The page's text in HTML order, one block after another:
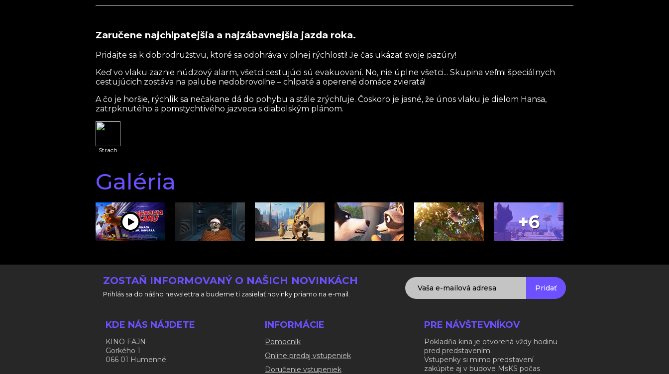
Zaručene najchlpatejšia a najzábavnejšia jazda roka.
Pridajte sa k dobrodružstvu, ktoré sa odohráva v plnej rýchlosti! Je čas ukázať svoje pazúry!
Keď vo vlaku zaznie núdzový alarm, všetci cestujúci sú evakuovaní. No, nie úplne všetci... Skupina veľmi špeciálnych
cestujúcich zostáva na palube nedobrovoľne – chlpaté a operené domáce zvieratá!
A čo je horšie, rýchlik sa nečakane dá do pohybu a stále zrýchľuje. Čoskoro je jasné, že únos vlaku je dielom Hansa,
zatrpknutého a pomstychtivého jazveca s diabolským plánom.
Strach
Galéria
+6
ZOSTAŇ INFORMOVANÝ O NAŠICH NOVINKÁCH
Prihlás sa do nášho newslettra a budeme ti zasielať novinky priamo na e-mail.
Pridať
KDE NÁS NÁJDETE
KINO FAJN
Gorkého 1
066 01 Humenné
INFORMÁCIE
Pomocník
Online predaj vstupeniek
Doručenie vstupeniek
PRE NÁVŠTEVNÍKOV
Pokladňa kina je otvorená vždy hodinu
pred predstavením.
Vstupenky si mimo predstavení
zakúpite aj v budove MsKS počas